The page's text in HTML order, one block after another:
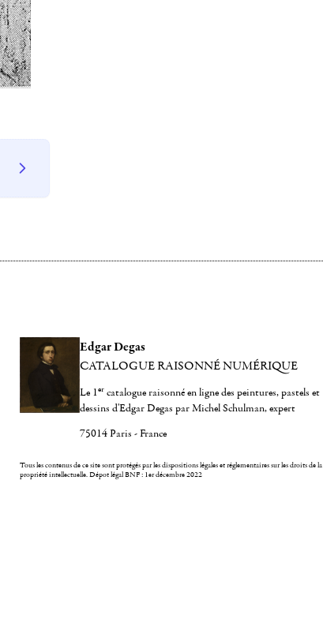
Edgar Degas
CATALOGUE RAISONNÉ NUMÉRIQUE
Le 1er catalogue raisonné en ligne des peintures, pastels et
dessins d'Edgar Degas par Michel Schulman, expert
75014 Paris - France
Tous les contenus de ce site sont protégés par les dispositions légales et réglementaires sur les droits de la
propriété intellectuelle.Dépot légal BNF : 1er décembre 2022